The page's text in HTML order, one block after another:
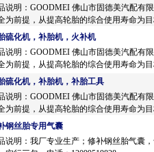
说明：GOODMEI 佛山市固德美汽配有
为前提，从提高轮胎的综合使用寿命为
硫化机，补胎机，火补机
说明：GOODMEI 佛山市固德美汽配有
为前提，从提高轮胎的综合使用寿命为
硫化机，补胎机，补胎工具
说明：GOODMEI 佛山市固德美汽配有
为前提，从提高轮胎的综合使用寿命为
钢丝胎专用气囊
说明：我厂专业生产；修补钢丝胎气囊